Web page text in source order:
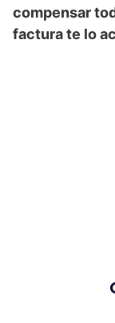
compensar
factura te lo